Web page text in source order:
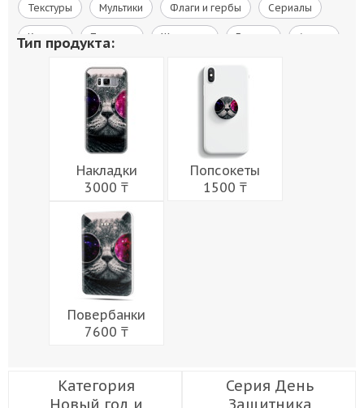
Текстуры Мультики Флаги и гербы Сериалы
Космос Природа Живопись Города Армия
Музыка
Тип продукта:
Накладки
3000 ₸
Попсокеты
1500 ₸
Повербанки
7600 ₸
Категория
Серия День